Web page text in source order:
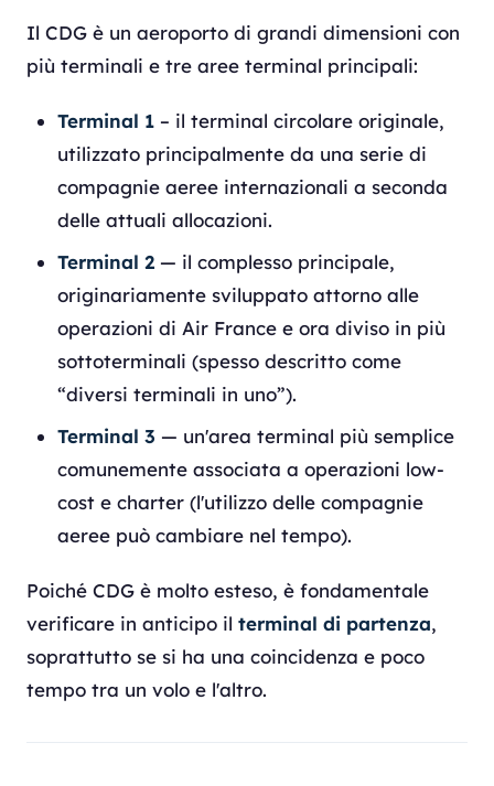
Il CDG è un aeroporto di grandi dimensioni con
più terminali e tre aree terminal principali:
Terminal 1 – il terminal circolare originale,
utilizzato principalmente da una serie di
compagnie aeree internazionali a seconda
delle attuali allocazioni.
Terminal 2 — il complesso principale,
originariamente sviluppato attorno alle
operazioni di Air France e ora diviso in più
sottoterminali (spesso descritto come
“diversi terminali in uno”).
Terminal 3 — un'area terminal più semplice
comunemente associata a operazioni low-
cost e charter (l'utilizzo delle compagnie
aeree può cambiare nel tempo).
Poiché CDG è molto esteso, è fondamentale
verificare in anticipo il terminal di partenza,
soprattutto se si ha una coincidenza e poco
tempo tra un volo e l'altro.